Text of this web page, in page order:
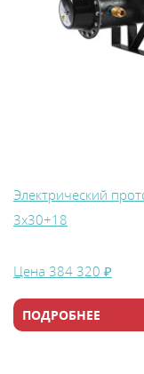
Электрический
3х30+18
Цена 384 320 ₽
ПОДРОБНЕЕ